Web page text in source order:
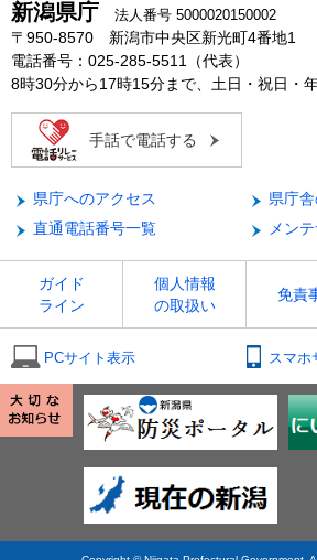
新潟県庁 法人番号 5000020150002
〒950-8570 新潟市中央区新光町4番地1
電話番号：025-285-5511（代表）
8時30分から17時15分まで、土日・祝日・
手話で電話する
県庁へのアクセス
県庁
直通電話番号一覧
メン
ガイド
ライン
個人情報
の取扱い
免責
PCサイト表示 スマホ